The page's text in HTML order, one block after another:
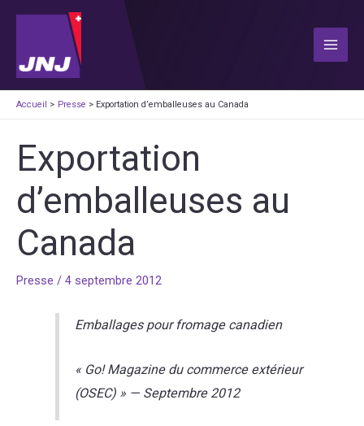
contenu
Main
Accueil Presse Exportation d’emballeuses au Canada
Exportation
d’emballeuses au
Canada
Presse / 4 septembre 2012
Emballages pour fromage canadien
« Go! Magazine du commerce extérieur
(OSEC) » — Septembre 2012